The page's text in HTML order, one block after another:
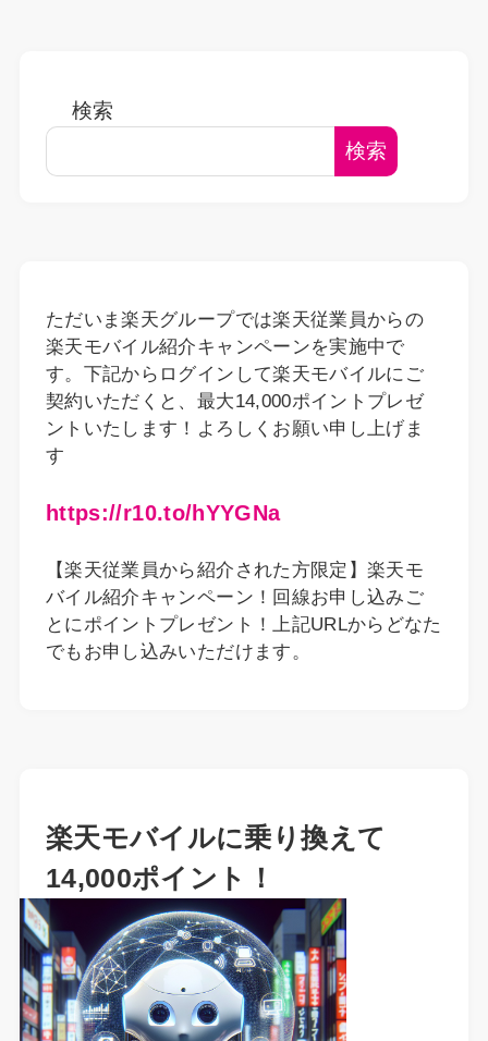
検索
検索
ただいま楽天グループでは楽天従業員からの
楽天モバイル紹介キャンペーンを実施中で
す。下記からログインして楽天モバイルにご
契約いただくと、最大14,000ポイントプレゼ
ントいたします！よろしくお願い申し上げま
す
https://r10.to/hYYGNa
【楽天従業員から紹介された方限定】楽天モ
バイル紹介キャンペーン！回線お申し込みご
とにポイントプレゼント！上記URLからどなた
でもお申し込みいただけます。
楽天モバイルに乗り換えて
14,000ポイント！